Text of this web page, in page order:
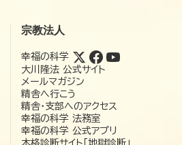
宗教法人
幸福の科学
大川隆法 公式サイト
メールマガジン
精舎へ行こう
精舎・支部へのアクセス
幸福の科学 法務室
幸福の科学 公式アプリ
本格診断サイト「地獄診断」